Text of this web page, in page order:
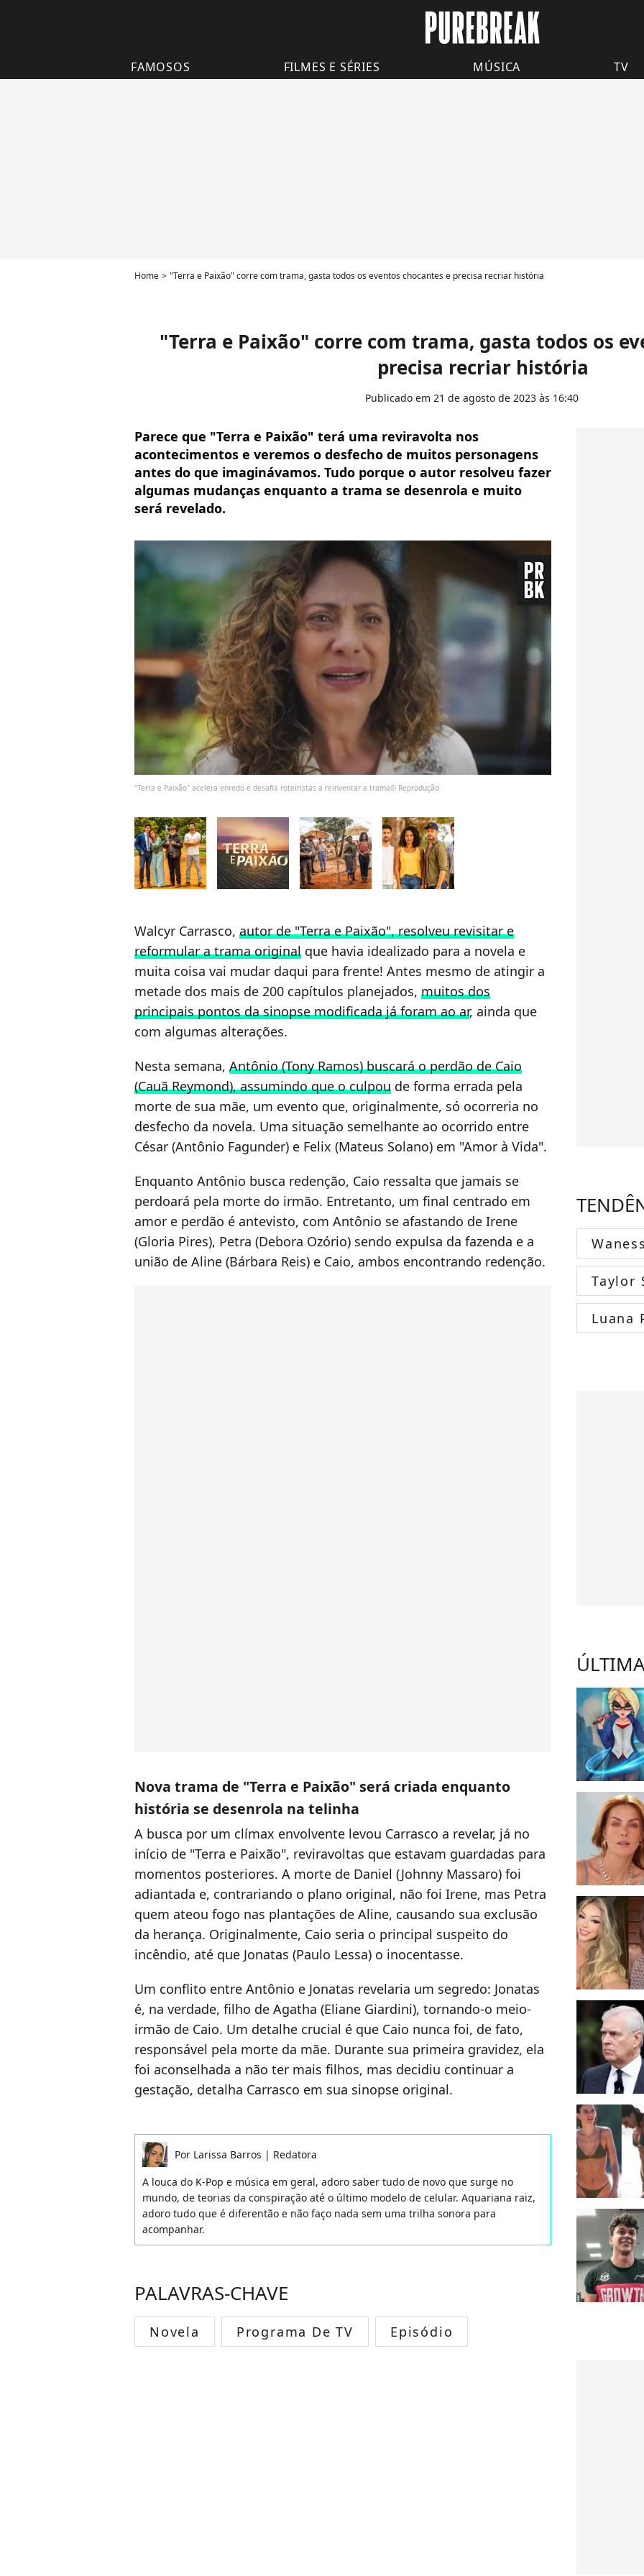
FAMOSOS FILMES E SÉRIES MÚSICA TV
Home "Terra e Paixão" corre com trama, gasta todos os eventos chocantes e precisa recriar história
"Terra e Paixão" corre com trama, gasta todos os
precisa recriar história
Publicado em 21 de agosto de 2023 às 16:40
Parece que "Terra e Paixão" terá uma reviravolta nos
acontecimentos e veremos o desfecho de muitos personagens
antes do que imaginávamos. Tudo porque o autor resolveu fazer
algumas mudanças enquanto a trama se desenrola e muito
será revelado.
"Terra e Paixão" acelera enredo e desafia roteiristas a reinventar a trama© Reprodução
Walcyr Carrasco, autor de "Terra e Paixão", resolveu revisitar e
reformular a trama original que havia idealizado para a novela e
muita coisa vai mudar daqui para frente! Antes mesmo de atingir a
metade dos mais de 200 capítulos planejados, muitos dos
principais pontos da sinopse modificada já foram ao ar, ainda que
com algumas alterações.
Nesta semana, Antônio (Tony Ramos) buscará o perdão de Caio
(Cauã Reymond), assumindo que o culpou de forma errada pela
morte de sua mãe, um evento que, originalmente, só ocorreria no
desfecho da novela. Uma situação semelhante ao ocorrido entre
César (Antônio Fagunder) e Felix (Mateus Solano) em "Amor à Vida".
Enquanto Antônio busca redenção, Caio ressalta que jamais se
perdoará pela morte do irmão. Entretanto, um final centrado em
amor e perdão é antevisto, com Antônio se afastando de Irene
(Gloria Pires), Petra (Debora Ozório) sendo expulsa da fazenda e a
união de Aline (Bárbara Reis) e Caio, ambos encontrando redenção.
Nova trama de "Terra e Paixão" será criada enquanto
história se desenrola na telinha
A busca por um clímax envolvente levou Carrasco a revelar, já no
início de "Terra e Paixão", reviravoltas que estavam guardadas para
momentos posteriores. A morte de Daniel (Johnny Massaro) foi
adiantada e, contrariando o plano original, não foi Irene, mas Petra
quem ateou fogo nas plantações de Aline, causando sua exclusão
da herança. Originalmente, Caio seria o principal suspeito do
incêndio, até que Jonatas (Paulo Lessa) o inocentasse.
Um conflito entre Antônio e Jonatas revelaria um segredo: Jonatas
é, na verdade, filho de Agatha (Eliane Giardini), tornando-o meio-
irmão de Caio. Um detalhe crucial é que Caio nunca foi, de fato,
responsável pela morte da mãe. Durante sua primeira gravidez, ela
foi aconselhada a não ter mais filhos, mas decidiu continuar a
gestação, detalha Carrasco em sua sinopse original.
Por Larissa Barros | Redatora
A louca do K-Pop e música em geral, adoro saber tudo de novo que surge no
mundo, de teorias da conspiração até o último modelo de celular. Aquariana raiz,
adoro tudo que é diferentão e não faço nada sem uma trilha sonora para
acompanhar.
PALAVRAS-CHAVE
Novela Programa De TV Episódio
Taylor
Luana